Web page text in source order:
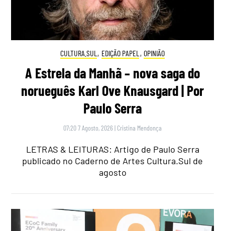
CULTURA.SUL , EDIÇÃO PAPEL , OPINIÃO
A Estrela da Manhã – nova saga do
norueguês Karl Ove Knausgard | Por
Paulo Serra
07:20 7 Agosto, 2026 | Cristina Mendonça
LETRAS & LEITURAS: Artigo de Paulo Serra
publicado no Caderno de Artes Cultura.Sul de
agosto